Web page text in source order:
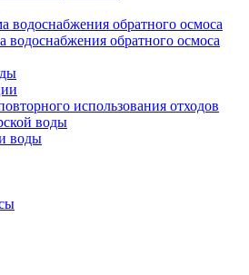
водоснабжения обратного осмоса
водоснабжения обратного осмоса
использования отходов
воды
воды